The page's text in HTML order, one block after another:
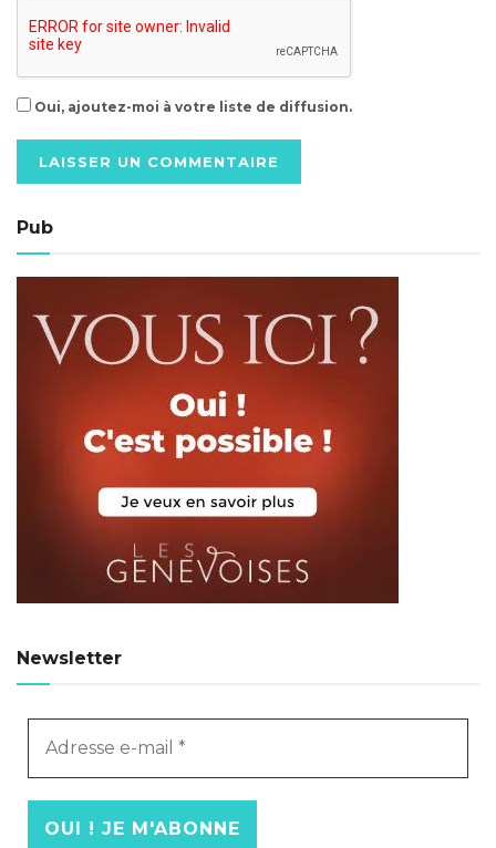
Oui, ajoutez-moi à votre liste de diffusion.
Pub
Newsletter
Adresse